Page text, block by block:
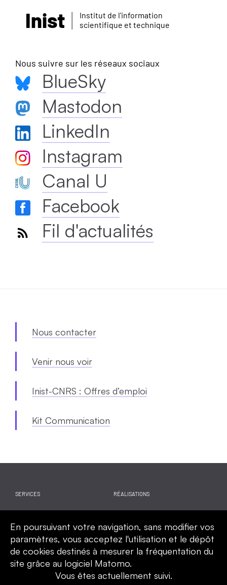
Inist
Institut de l'information
scientifique et technique
Nous suivre sur les réseaux sociaux
BlueSky
Mastodon
LinkedIn
Instagram
Canal U
Facebook
Fil d'actualités
Nous contacter
Venir nous voir
Inist-CNRS : Offres d’emploi
Kit Communication
SERVICES RÉALISATIONS
CALENDRIER QUI SOMMES-NOUS
En poursuivant votre navigation, sans modifier vos
paramètres, vous acceptez l'utilisation et le dépôt
de cookies destinés à mesurer la fréquentation du
site grâce au logiciel Matomo.
Vous êtes actuellement suivi.